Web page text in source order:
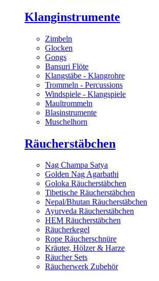
Klanginstrumente
Zimbeln
Glocken
Gongs
Bansuri Flöte
Klangstäbe - Klangrohre
Trommeln - Percussions
Windspiele - Klangspiele
Maultrommeln
Blasinstrumente
Muschelhorn
Räucherstäbchen
Nag Champa Satya
Golden Nag Agarbathi
Goloka Räucherstäbchen
Tibetische Räucherstäbchen
Nepal/Bhutan Räucherstäbchen
Ayurveda Räucherstäbchen
HEM Räucherstäbchen
Räucherkegel
Rope Räucherschnüre
Kräuter, Hölzer & Harze
Räucher Sets
Räucherwerk Zubehör